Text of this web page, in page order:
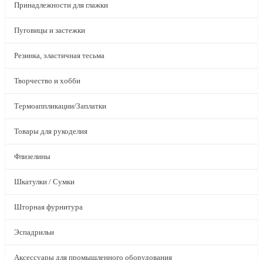
Принадлежности для глажки
Пуговицы и застежки
Резинка, эластичная тесьма
Творчество и хобби
Термоаппликации/Заплатки
Товары для рукоделия
Флизелины
Шкатулки / Сумки
Шторная фурнитура
Эспадрильи
Аксессуары для промышленного оборудования